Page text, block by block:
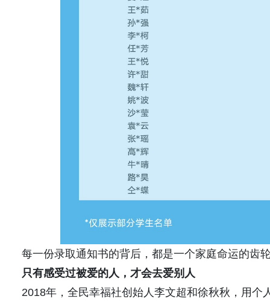
每一份录取通知书的背后，都是一个家庭命运的齿
只有感受过被爱的人，才会去爱别人
2018年，全民幸福社创始人李文超和徐秋秋，用个